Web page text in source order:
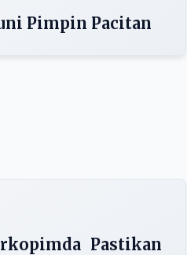
Pimpin Pacitan
Pastikan